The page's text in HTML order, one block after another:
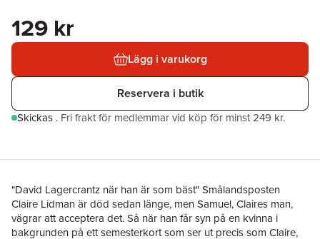
129 kr
Lägg i varukorg
Reservera i butik
Skickas . Fri frakt för medlemmar vid köp för minst 249 kr.
"David Lagercrantz när han är som bäst" Smålandsposten
Claire Lidman är död sedan länge, men Samuel, Claires man,
vägrar att acceptera det. Så när han får syn på en kvinna i
bakgrunden på ett semesterkort som ser ut precis som Claire,